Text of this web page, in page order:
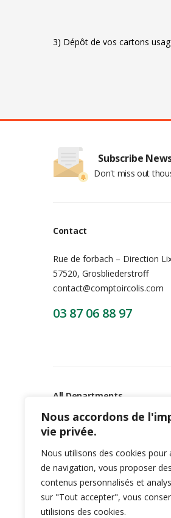
Nous accordons de
vie privée.
Nous utilisons des cookies pour
de navigation, vous proposer
contenus personnalisés et
sur "Tout accepter", vous
utilisions des cookies.
3) Dépôt de vos cartons
Subscribe
Don't miss out
Contact
Rue de forbach – Direction
57520, Grosbliederstroff
contact@comptoircolis.com
03 87 06 88 97
All Departments
Mobile & Tablets
Cameras